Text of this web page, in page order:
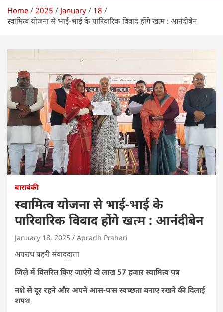
Home 2025 January
18
स्वामित्व योजना से भाई-भाई के पारिवारिक विवाद होंगे खत्म : आनंदीबेन
बाराबंकी
स्वामित्व योजना से भाई-भाई के
पारिवारिक विवाद होंगे खत्म : आनंदीबेन
January 18, 2025 Apradh Prahari
अपराध प्रहरी संवाददाता
जिले में वितरित किए जाएंगे दो लाख 57 हजार स्वामित्व पत्र
नशे से दूर रहने और अपने आस-पास स्वच्छता बनाए रखने की दिलाई
शपथ